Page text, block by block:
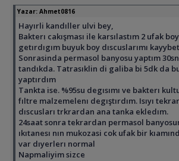
Yazar: Ahmet0816
Hayırli kandıller ulvi bey,
Bakterı cakışması ile karsılastım 2 ufak
getırdıgım buyuk boy dıscuslarımı
Sonrasinda permasol banyosu yaptım
tandıkda. Tatrasıklin di galiba bi 5dk da
yaptırdım
Tankta ise. %95su degısımı ve bakterı
fıltre malzemelenı degıştırdım. Isıyı
dıscusları trkrardan ana tanka ekledım.
24saat sonra tekrardan permasol
ıkıtanesı nın mukozasi cok ufak bir
var dıyerlerı normal
Napmaliyim sizce